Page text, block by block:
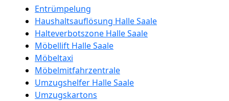
Entrümpelung
Haushaltsauflösung Halle Saale
Halteverbotszone Halle Saale
Möbellift Halle Saale
Möbeltaxi
Möbelmitfahrzentrale
Umzugshelfer Halle Saale
Umzugskartons